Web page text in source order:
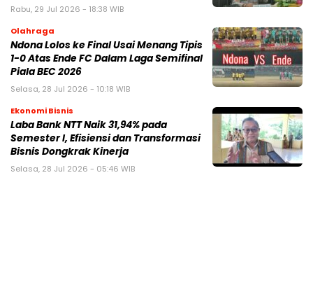
Rabu, 29 Jul 2026 - 18:38 WIB
Olahraga
Ndona Lolos ke Final Usai Menang Tipis
1-0 Atas Ende FC Dalam Laga Semifinal
Piala BEC 2026
Selasa, 28 Jul 2026 - 10:18 WIB
Ekonomi Bisnis
Laba Bank NTT Naik 31,94% pada
Semester I, Efisiensi dan Transformasi
Bisnis Dongkrak Kinerja
Selasa, 28 Jul 2026 - 05:46 WIB